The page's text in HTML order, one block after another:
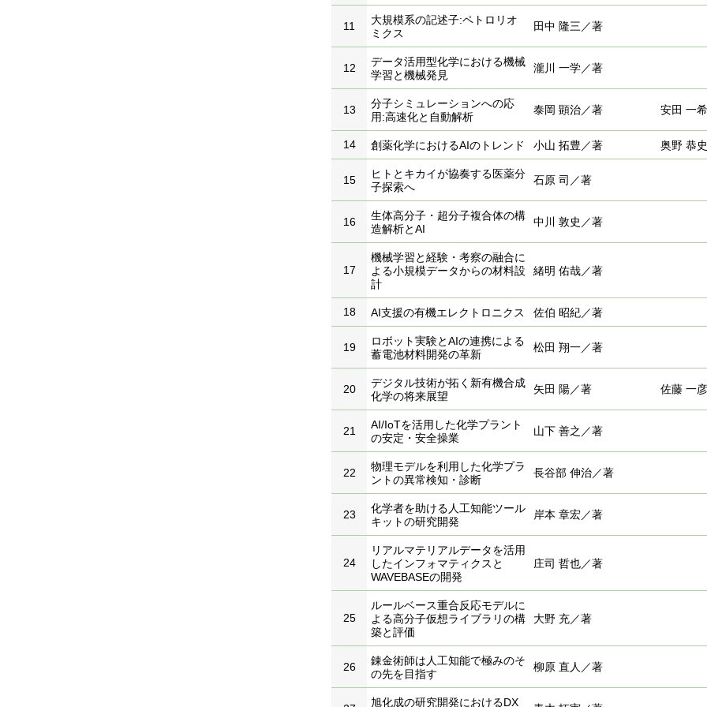
11
大規模系の記述子:ペトロリオ
ミクス
田中 隆三／著
12
データ活用型化学における機械
学習と機械発見
瀧川 一学／著
13
分子シミュレーションへの応
用:高速化と自動解析
泰岡 顕治／著 安田 一
14 創薬化学におけるAIのトレンド 小山 拓豊／著 奥野 恭
15
ヒトとキカイが協奏する医薬分
子探索へ
石原 司／著
16
生体高分子・超分子複合体の構
造解析とAI
中川 敦史／著
17
機械学習と経験・考察の融合に
よる小規模データからの材料設
計
緒明 佑哉／著
18 AI支援の有機エレクトロニクス 佐伯 昭紀／著
19
ロボット実験とAIの連携による
蓄電池材料開発の革新
松田 翔一／著
20
デジタル技術が拓く新有機合成
化学の将来展望
矢田 陽／著 佐藤 一
21
AI/IoTを活用した化学プラント
の安定・安全操業
山下 善之／著
22
物理モデルを利用した化学プラ
ントの異常検知・診断
長谷部 伸治／著
23
化学者を助ける人工知能ツール
キットの研究開発
岸本 章宏／著
24
リアルマテリアルデータを活用
したインフォマティクスと
WAVEBASEの開発
庄司 哲也／著
25
ルールベース重合反応モデルに
よる高分子仮想ライブラリの構
築と評価
大野 充／著
26
錬金術師は人工知能で極みのそ
の先を目指す
柳原 直人／著
旭化成の研究開発におけるDX